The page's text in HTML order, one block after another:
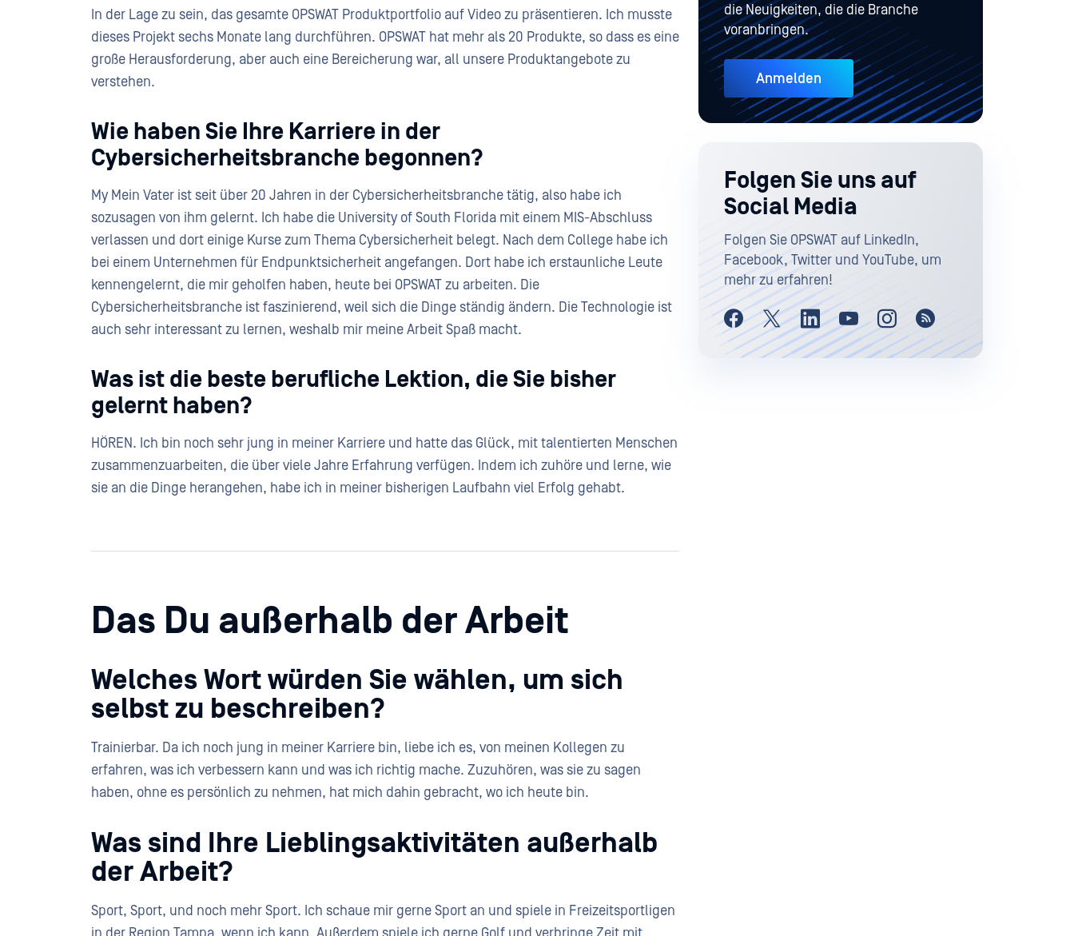
In der Lage zu sein, das gesamte OPSWAT Produktportfolio auf Video zu präsentieren. Ich musste
dieses Projekt sechs Monate lang durchführen. OPSWAT hat mehr als 20 Produkte, so dass es eine
große Herausforderung, aber auch eine Bereicherung war, all unsere Produktangebote zu
verstehen.
Wie haben Sie Ihre Karriere in der
Cybersicherheitsbranche begonnen?
My Mein Vater ist seit über 20 Jahren in der Cybersicherheitsbranche tätig, also habe ich
sozusagen von ihm gelernt. Ich habe die University of South Florida mit einem MIS-Abschluss
verlassen und dort einige Kurse zum Thema Cybersicherheit belegt. Nach dem College habe ich
bei einem Unternehmen für Endpunktsicherheit angefangen. Dort habe ich erstaunliche Leute
kennengelernt, die mir geholfen haben, heute bei OPSWAT zu arbeiten. Die
Cybersicherheitsbranche ist faszinierend, weil sich die Dinge ständig ändern. Die Technologie ist
auch sehr interessant zu lernen, weshalb mir meine Arbeit Spaß macht.
Was ist die beste berufliche Lektion, die Sie bisher
gelernt haben?
HÖREN. Ich bin noch sehr jung in meiner Karriere und hatte das Glück, mit talentierten Menschen
zusammenzuarbeiten, die über viele Jahre Erfahrung verfügen. Indem ich zuhöre und lerne, wie
sie an die Dinge herangehen, habe ich in meiner bisherigen Laufbahn viel Erfolg gehabt.
Das Du außerhalb der Arbeit
Welches Wort würden Sie wählen, um sich
selbst zu beschreiben?
Trainierbar. Da ich noch jung in meiner Karriere bin, liebe ich es, von meinen Kollegen zu
erfahren, was ich verbessern kann und was ich richtig mache. Zuzuhören, was sie zu sagen
haben, ohne es persönlich zu nehmen, hat mich dahin gebracht, wo ich heute bin.
Was sind Ihre Lieblingsaktivitäten außerhalb
der Arbeit?
Sport, Sport, und noch mehr Sport. Ich schaue mir gerne Sport an und spiele in Freizeitsportligen
die Neuigkeiten, die die Branche
voranbringen.
Anmelden
Folgen Sie uns auf
Social Media
Folgen Sie OPSWAT auf LinkedIn,
Facebook, Twitter und YouTube, um
mehr zu erfahren!